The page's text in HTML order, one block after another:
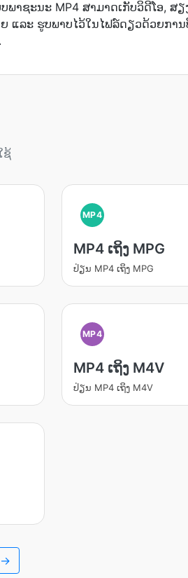
ພາຊະນະ MP4 ສາມາດເກັບວິດີໂອ, ສຽ
ແລະ ຮູບພາບໄວ້ໃນໄຟລ໌ດຽວດ້ວຍກາ
ຊ້
MP4
MP4 ເຖິງ MPG
ປ່ຽນ​ MP4 ເຖິງ MPG
MP4
MP4 ເຖິງ M4V
ປ່ຽນ​ MP4 ເຖິງ M4V
→